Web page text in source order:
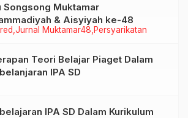
Jurnal Muktamar48 Persyarikatan
Songsong Muktamar
& Aisyiyah ke-48
Teori Belajar Piaget Dalam
IPA SD
IPA SD Dalam Kurikulum